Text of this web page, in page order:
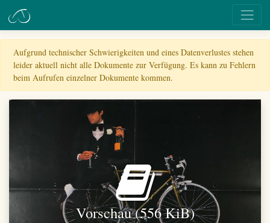
Aufgrund technischer Schwierigkeiten und eines Datenverlustes stehen
leider aktuell nicht alle Dokumente zur Verfügung. Es kann zu Fehlern
beim Aufrufen einzelner Dokumente kommen.
Vorschau (556 KiB)